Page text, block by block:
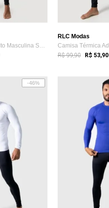
Camisa Térmica Adulto Masculina Segunda ...
RLC Modas
R$ 99,90 R$ 53,90
-46%